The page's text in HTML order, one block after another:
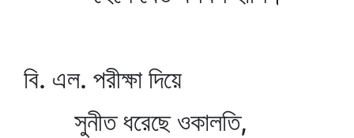
বি. এল. পরীক্ষা দিয়ে
সুনীত ধরেছে ওকালতি,